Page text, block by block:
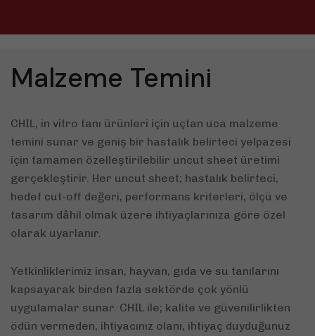
Malzeme Temini
CHIL, in vitro tanı ürünleri için uçtan uca malzeme
temini sunar ve geniş bir hastalık belirteci yelpazesi
için tamamen özelleştirilebilir uncut sheet üretimi
gerçekleştirir. Her uncut sheet; hastalık belirteci,
hedef cut-off değeri, performans kriterleri, ölçü ve
tasarım dâhil olmak üzere ihtiyaçlarınıza göre özel
olarak uyarlanır.
Yetkinliklerimiz insan, hayvan, gıda ve su tanılarını
kapsayarak birden fazla sektörde çok yönlü
uygulamalar sunar. CHIL ile; kalite ve güvenilirlikten
ödün vermeden, ihtiyacınız olanı, ihtiyaç duyduğunuz